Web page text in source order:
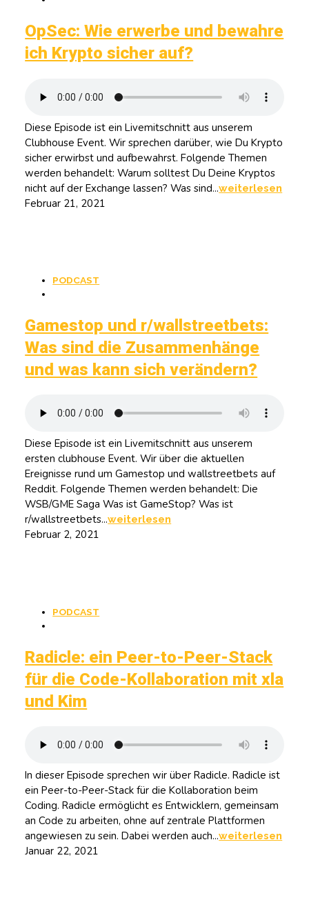
OpSec: Wie erwerbe und bewahre
ich Krypto sicher auf?
Diese Episode ist ein Livemitschnitt aus unserem
Clubhouse Event. Wir sprechen darüber, wie Du Krypto
sicher erwirbst und aufbewahrst. Folgende Themen
werden behandelt: Warum solltest Du Deine Kryptos
nicht auf der Exchange lassen? Was sind...weiterlesen
Februar 21, 2021
PODCAST
Gamestop und r/wallstreetbets:
Was sind die Zusammenhänge
und was kann sich verändern?
Diese Episode ist ein Livemitschnitt aus unserem
ersten clubhouse Event. Wir über die aktuellen
Ereignisse rund um Gamestop und wallstreetbets auf
Reddit. Folgende Themen werden behandelt: Die
WSB/GME Saga Was ist GameStop? Was ist
r/wallstreetbets...weiterlesen
Februar 2, 2021
PODCAST
Radicle: ein Peer-to-Peer-Stack
für die Code-Kollaboration mit xla
und Kim
In dieser Episode sprechen wir über Radicle. Radicle ist
ein Peer-to-Peer-Stack für die Kollaboration beim
Coding. Radicle ermöglicht es Entwicklern, gemeinsam
an Code zu arbeiten, ohne auf zentrale Plattformen
angewiesen zu sein. Dabei werden auch...weiterlesen
Januar 22, 2021